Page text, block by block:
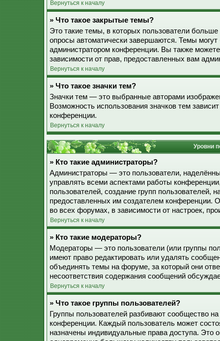
Вернуться к началу
» Что такое закрытые темы?
Это такие темы, в которых пользователи
опросы автоматически завершаются. Темы
администратором конференции. Вы также
зависимости от прав, предоставленных вам
Вернуться к началу
» Что такое значки тем?
Значки тем — это выбранные авторами
Возможность использования значков тем
конференции.
Вернуться к началу
Уровни
» Кто такие администраторы?
Администраторы — это пользователи,
управлять всеми аспектами работы
пользователей, создание групп пользователей,
предоставленных им создателем конференции.
во всех форумах, в зависимости от настроек,
Вернуться к началу
» Кто такие модераторы?
Модераторы — это пользователи (или группы
имеют право редактировать или удалять
объединять темы на форуме, за который они
несоответствия содержания сообщений
Вернуться к началу
» Что такое группы пользователей?
Группы пользователей разбивают сообщество
конференции. Каждый пользователь может
назначены индивидуальные права доступа. Это